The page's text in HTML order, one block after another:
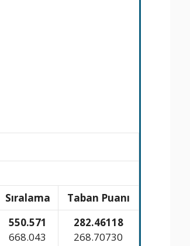
Sıralama Taban Puanı
550.571
668.043
282.46118
268.70730